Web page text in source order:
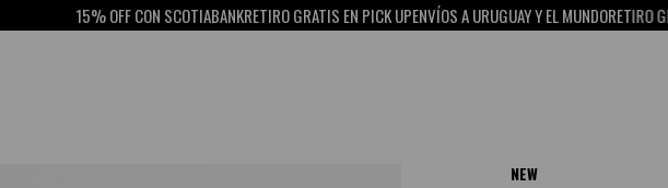
15% OFF CON SCOTIABANKRETIRO GRATIS EN PICK UPENVÍOS A URUGUAY Y EL MUNDORETIRO
NEW